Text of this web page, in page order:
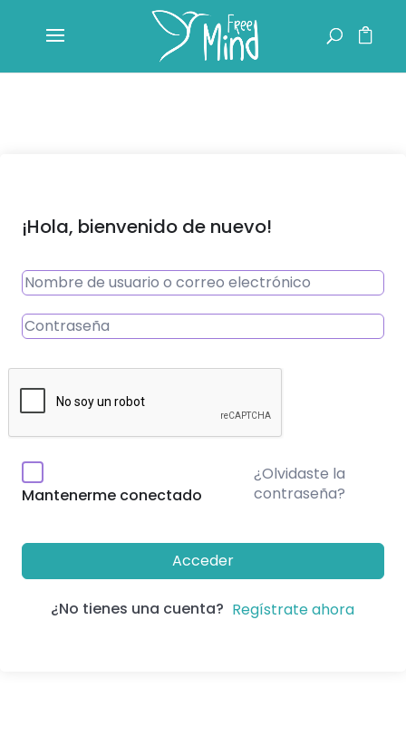
¡Hola, bienvenido de nuevo!
Mantenerme conectado
¿Olvidaste la
contraseña?
Acceder
¿No tienes una cuenta? Regístrate ahora